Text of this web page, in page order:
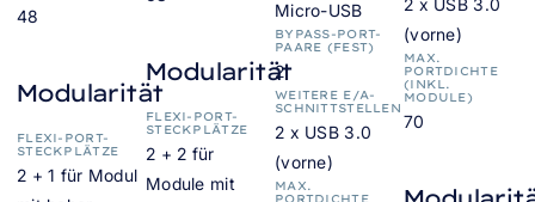
48
Modularität
FLEXI-PORT-
STECKPLÄTZE
2 + 1 für Modul
Modularität
FLEXI-PORT-
STECKPLÄTZE
2 + 2 für
Module mit
Micro-USB
BYPASS-PORT-
PAARE (FEST)
2
WEITERE E/A-
SCHNITTSTELLEN
2 x USB 3.0
(vorne)
MAX.
(vorne)
MAX.
PORTDICHTE
(INKL.
MODULE)
70